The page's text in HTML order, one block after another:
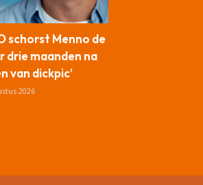
schorst Menno de
drie maanden na
van dickpic’
2026